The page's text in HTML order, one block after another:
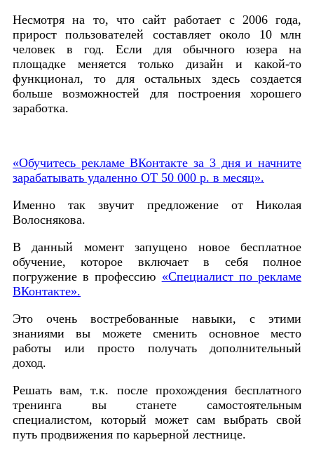
Несмотря на то, что сайт работает с 2006 года,
прирост пользователей составляет около 10 млн
человек в год. Если для обычного юзера на
площадке меняется только дизайн и какой-то
функционал, то для остальных здесь создается
больше возможностей для построения хорошего
заработка.
«Обучитесь рекламе ВКонтакте за 3 дня и начните
зарабатывать удаленно ОТ 50 000 р. в месяц».
Именно так звучит предложение от Николая
Волоснякова.
В данный момент запущено новое бесплатное
обучение, которое включает в себя полное
погружение в профессию «Специалист по рекламе
ВКонтакте».
Это очень востребованные навыки, с этими
знаниями вы можете сменить основное место
работы или просто получать дополнительный
доход.
Решать вам, т.к. после прохождения бесплатного
тренинга вы станете самостоятельным
специалистом, который может сам выбрать свой
путь продвижения по карьерной лестнице.